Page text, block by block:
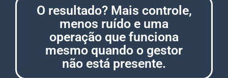
O resultado? Mais controle,
menos ruído e uma
operação que funciona
mesmo quando o gestor
não está presente.